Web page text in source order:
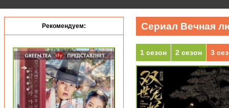
Сериал Вечная
1 сезон 2 сезон 3
Рекомендуем: